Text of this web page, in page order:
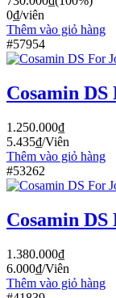
0₫/viên
Thêm vào giỏ hàng
#57954
Cosamin
1.250.000₫
5.435₫/Viên
Thêm vào giỏ hàng
#53262
Cosamin
1.380.000₫
6.000₫/Viên
Thêm vào giỏ hàng